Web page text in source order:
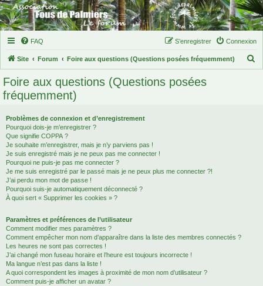
FAQ Connexion
S’enregistrer
Site Forum Foire aux questions (Questions posées fréquemment)
Foire aux questions (Questions posées
fréquemment)
Problèmes de connexion et d’enregistrement
Pourquoi dois-je m’enregistrer ?
Que signifie COPPA ?
Je souhaite m’enregistrer, mais je n’y parviens pas !
Je suis enregistré mais je ne peux pas me connecter !
Pourquoi ne puis-je pas me connecter ?
Je me suis enregistré par le passé mais je ne peux plus me connecter ?!
J’ai perdu mon mot de passe !
Pourquoi suis-je automatiquement déconnecté ?
À quoi sert « Supprimer les cookies » ?
Paramètres et préférences de l’utilisateur
Comment modifier mes paramètres ?
Comment empêcher mon nom d’apparaître dans la liste des membres connectés ?
Les heures ne sont pas correctes !
J’ai changé mon fuseau horaire et l’heure est toujours incorrecte !
Ma langue n’est pas dans la liste !
A quoi correspondent les images à proximité de mon nom d’utilisateur ?
Comment puis-je afficher un avatar ?